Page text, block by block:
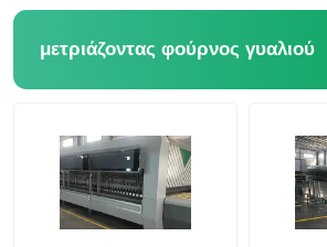
μετριάζοντας φούρνος γυαλιού